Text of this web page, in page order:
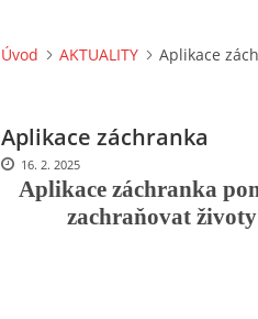
Úvod AKTUALITY Aplikace
Aplikace záchranka
Aplikace záchranka
zachraňovat životy
16. 2. 2025